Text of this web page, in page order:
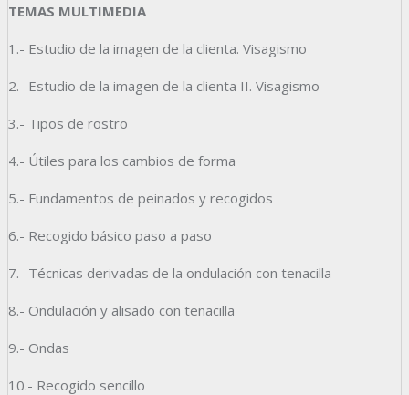
TEMAS MULTIMEDIA
1.- Estudio de la imagen de la clienta. Visagismo
2.- Estudio de la imagen de la clienta II. Visagismo
3.- Tipos de rostro
4.- Útiles para los cambios de forma
5.- Fundamentos de peinados y recogidos
6.- Recogido básico paso a paso
7.- Técnicas derivadas de la ondulación con tenacilla
8.- Ondulación y alisado con tenacilla
9.- Ondas
10.- Recogido sencillo